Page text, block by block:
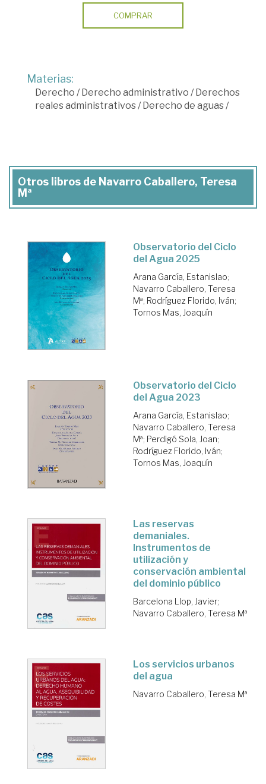
COMPRAR
Materias:
Derecho / Derecho administrativo / Derechos
reales administrativos/ Derecho de aguas/
Otros libros de Navarro Caballero, Teresa
Mª
Observatorio del Ciclo
del Agua 2025
Arana García, Estanislao;
Navarro Caballero, Teresa
Mª; Rodríguez Florido, Iván;
Tornos Mas, Joaquín
Observatorio del Ciclo
del Agua 2023
Arana García, Estanislao;
Navarro Caballero, Teresa
Mª; Perdigó Sola, Joan;
Rodríguez Florido, Iván;
Tornos Mas, Joaquín
Las reservas
demaniales.
Instrumentos de
utilización y
conservación ambiental
del dominio público
Barcelona Llop, Javier;
Navarro Caballero, Teresa Mª
Los servicios urbanos
del agua
Navarro Caballero, Teresa Mª